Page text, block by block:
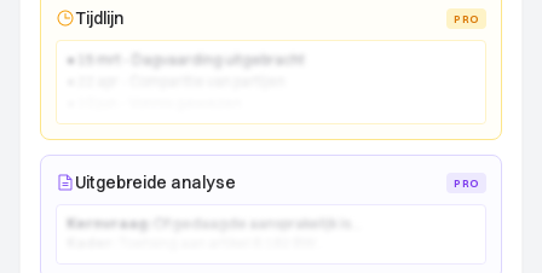
Tijdlijn PRO
● 15 mrt - Dagvaarding uitgebracht
Uitgebreide analyse PRO
Kernvraag: